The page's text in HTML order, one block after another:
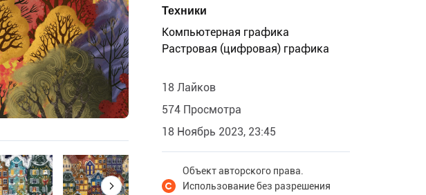
Техники
Компьютерная графика
Растровая (цифровая) графика
18 Лайков
574 Просмотра
18 Ноябрь 2023, 23:45
Объект авторского права.
Использование без разрешения